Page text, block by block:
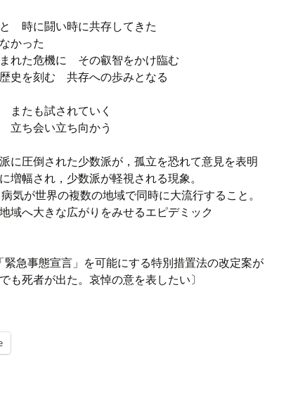
時に闘い時に共存してきた
かった
れた危機に その叡智をかけ臨む
史を刻む 共存への歩みとなる
たも試されていく
ち会い立ち向かう
に圧倒された少数派が，孤立を恐れて意見を表明
増幅され，少数派が軽視される現象。
気が世界の複数の地域で同時に大流行すること。
域へ大きな広がりをみせるエピデミック
緊急事態宣言」を可能にする特別措置法の改定案が
も死者が出た。哀悼の意を表したい〕